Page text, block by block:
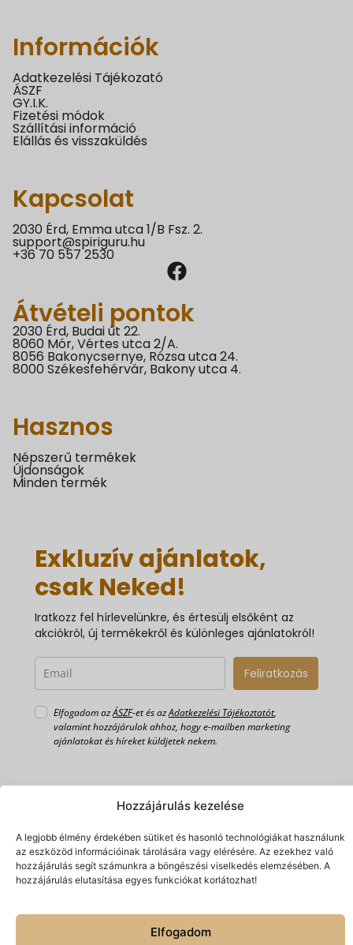
Hozzájárulás kezelése
A legjobb élmény érdekében sütiket és hasonló technológiákat használunk
az eszközöd információinak tárolására vagy elérésére. Az ezekhez való
hozzájárulás segít számunkra a böngészési viselkedés elemzésében. A
hozzájárulás elutasítása egyes funkciókat korlátozhat!
Elfogadom
Információk
Adatkezelési Tájékozató
ÁSZF
GY.I.K.
Fizetési módok
Szállítási információ
Elállás és visszaküldés
Kapcsolat
2030 Érd, Emma utca 1/B Fsz. 2.
support@spiriguru.hu
+36 70 557 2530
Átvételi pontok
2030 Érd, Budai út 22.
8060 Mór, Vértes utca 2/A.
8056 Bakonycsernye, Rózsa utca 24.
8000 Székesfehérvár, Bakony utca 4.
Hasznos
Népszerű termékek
Újdonságok
Minden termék
Exkluzív ajánlatok,
csak Neked!
Iratkozz fel hírlevelünkre, és értesülj elsőként az
akciókról, új termékekről és különleges ajánlatokról!
Feliratkozás
Elfogadom azÁSZF-et és azAdatkezelési Tájékoztatót,
valamint hozzájárulok ahhoz, hogy e-mailben marketing
ajánlatokat és híreket küldjetek nekem.